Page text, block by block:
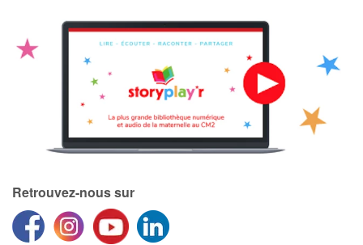
Retrouvez-nous sur